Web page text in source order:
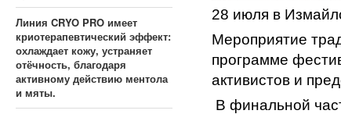
Линия CRYO PRO имеет
криотерапевтический эффект:
охлаждает кожу, устраняет
отёчность, благодаря
активному действию ментола
и мяты.
28 июля в
Мероприятие
программе
активистов и
В финальной